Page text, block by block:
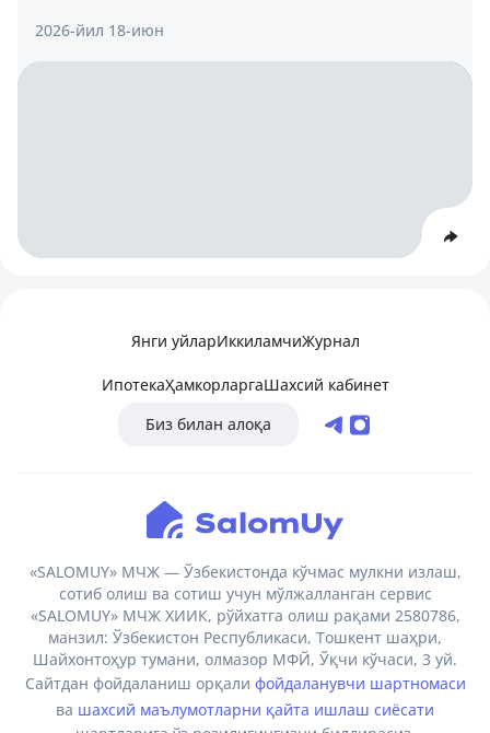
2026-йил 18-июн
Янги уйларИккиламчиЖурнал
ИпотекаҲамкорларгаШахсий кабинет
Биз билан алоқа
«SALOMUY» МЧЖ — Ўзбекистонда кўчмас мулкни излаш,
сотиб олиш ва сотиш учун мўлжалланган сервис
«SALOMUY» МЧЖ ХИИК, рўйхатга олиш рақами 2580786,
манзил: Ўзбекистон Республикаси, Тошкент шаҳри,
Шайхонтоҳур тумани, олмазор МФЙ, Ўқчи кўчаси, 3 уй.
Сайтдан фойдаланиш орқали фойдаланувчи шартномаси
ва шахсий маълумотларни қайта ишлаш сиёсати